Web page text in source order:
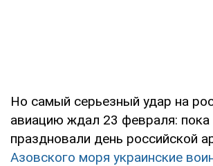
Но самый серьезный удар на
авиацию ждал 23 февраля:
праздновали день российской
Азовского моря украинские